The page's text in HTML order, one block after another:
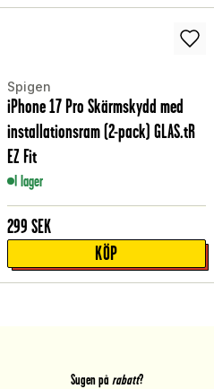
Spigen
iPhone 17 Pro Skärmskydd med
installationsram (2-pack) GLAS.tR
EZ Fit
I lager
299 SEK
KÖP
Sugen på rabatt?